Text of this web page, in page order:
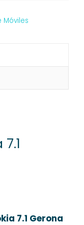
7.1 Gerona